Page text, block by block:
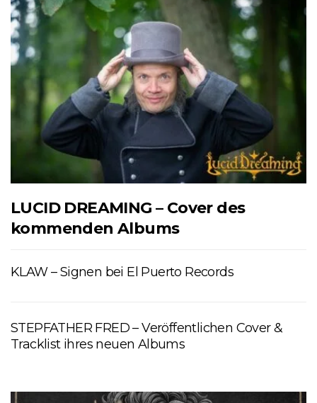
LUCID DREAMING – Cover des
kommenden Albums
KLAW – Signen bei El Puerto Records
STEPFATHER FRED – Veröffentlichen Cover &
Tracklist ihres neuen Albums